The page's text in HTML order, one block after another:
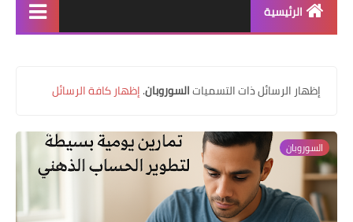
الرئيسية
دورة سوروبان اونلاين
كتاب الشامل في السوروبان
‏إظهار الرسائل ذات التسمياتالسوروبان.إظهار كافة الرسائل
السوروبان